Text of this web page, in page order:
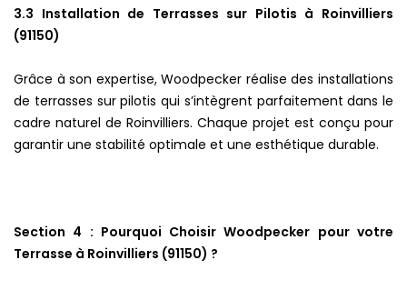
3.3 Installation de Terrasses sur Pilotis à Roinvilliers
(91150)
Grâce à son expertise, Woodpecker réalise des installations
de terrasses sur pilotis qui s’intègrent parfaitement dans le
cadre naturel de Roinvilliers. Chaque projet est conçu pour
garantir une stabilité optimale et une esthétique durable.
Section 4 : Pourquoi Choisir Woodpecker pour votre
Terrasse à Roinvilliers (91150) ?